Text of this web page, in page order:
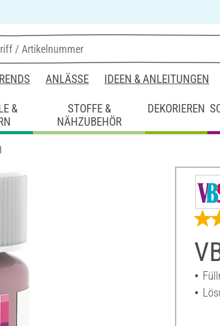
ANLÄSSE IDEEN & ANLEITUNGEN
&
STOFFE &
NÄHZUBEHÖR
DEKORIEREN